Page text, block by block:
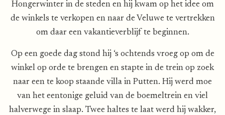
Hongerwinter in de steden en hij kwam op het idee om
de winkels te verkopen en naar de Veluwe te vertrekken
om daar een vakantieverblijf te beginnen.
Op een goede dag stond hij ‘s ochtends vroeg op om de
winkel op orde te brengen en stapte in de trein op zoek
naar een te koop staande villa in Putten. Hij werd moe
van het eentonige geluid van de boemeltrein en viel
halverwege in slaap. Twee haltes te laat werd hij wakker,